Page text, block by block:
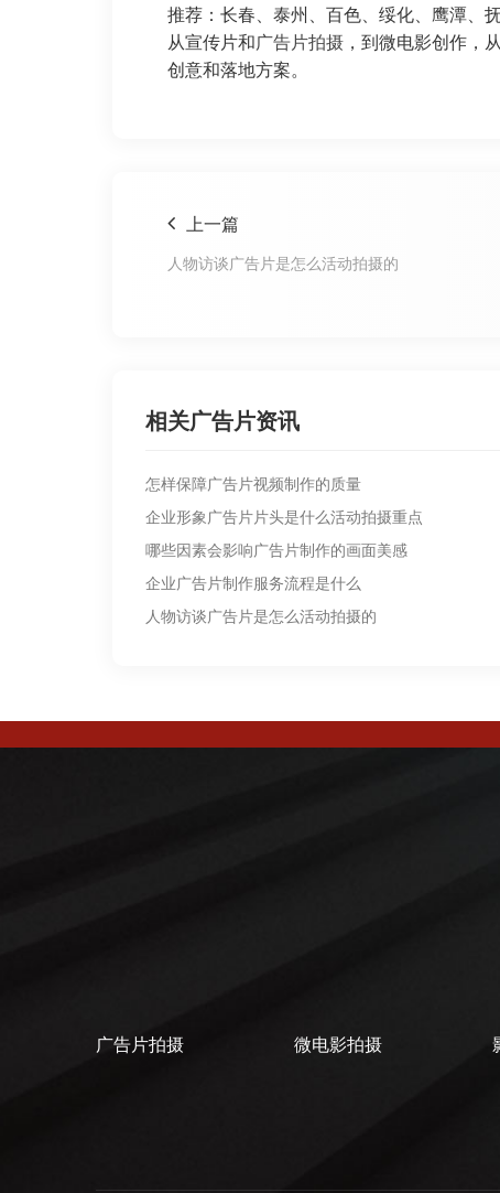
推荐：长春、 泰州、百色、绥化、鹰潭、
从宣传片和广告片拍摄 ，到微电影创作，
创意和落地方案。
上一篇
人物访谈广告片是怎么活动拍摄的
相关广告片资讯
怎样保障广告片视频制作的质量
企业形象广告片片头是什么活动拍摄重点
哪些因素会影响广告片制作的画面美感
企业广告片制作服务流程是什么
人物访谈广告片是怎么活动拍摄的
广告片拍摄 微电影拍摄